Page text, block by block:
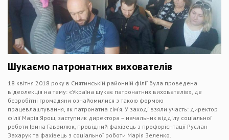
Шукаємо патронатних вихователів
18 квітня 2018 року в Снятинській районній філії була проведена
відеолекція на тему: «Україна шукає патронатних вихователів», де
безробітні громадяни ознайомилися з такою формою
працевлаштування, як патронатна сім’я. У заході взяли участь: директор
філії Марія Ярош, заступник директора – начальник відділу соціальної
роботи Ірина Гаврилюк, провідний фахівець з профорієнтації Руслан
Захарук та фахівець з соціальної роботи Марія Зеленко.